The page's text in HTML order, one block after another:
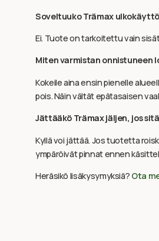
Soveltuuko Trämax
Ei. Tuote on tarkoitettu vain
Miten varmistan onnistuneen
Kokeile aina ensin pienelle
pois. Näin vältät epätasaisen
Jättääkö Trämax jäljen, jos
Kyllä voi jättää. Jos tuotetta
ympäröivät pinnat ennen
Heräsikö lisäkysymyksiä? Ota